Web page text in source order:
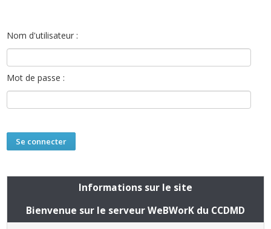
Nom d'utilisateur :
Mot de passe :
Informations sur le site
Bienvenue sur le serveur WeBWorK du CCDMD